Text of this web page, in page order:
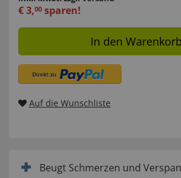
€3,00 sparen!
In den Warenkorb
Auf die Wunschliste
Beugt Schmerzen und